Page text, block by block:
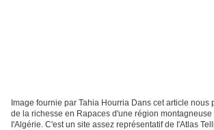
Image fournie par Tahia Hourria Dans cet article nous
de la richesse en Rapaces d'une région montagneuse
I'Algérie. C'est un site assez représentatif de I'Atlas